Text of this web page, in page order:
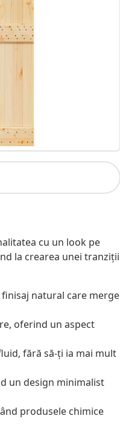
cu un look pe
la crearea unei tranziții
natural care merge
oferind un aspect
fără să-ți ia mai mult
un design minimalist
produsele chimice